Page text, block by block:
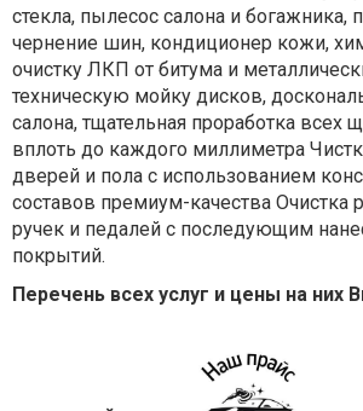
стекла, пылесос салона и богажника,
чернение шин, кондиционер кожи,
очистку ЛКП от битума и
техническую мойку дисков,
салона, тщательная проработка всех
вплоть до каждого миллиметра
дверей и пола с использованием
составов премиум-качества Очистка
ручек и педалей с последующим
покрытий.
Перечень всех услуг и цены на них